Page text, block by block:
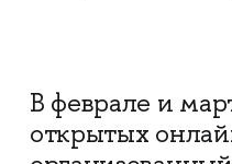
В феврале и
открытых